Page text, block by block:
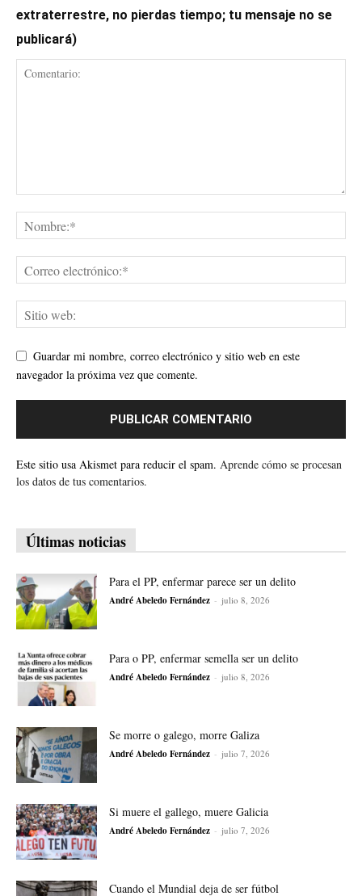
extraterrestre, no pierdas tiempo; tu mensaje no se
publicará)
Guardar mi nombre, correo electrónico y sitio web en este
navegador la próxima vez que comente.
Este sitio usa Akismet para reducir el spam. Aprende cómo se procesan
los datos de tus comentarios.
Últimas noticias
Para el PP, enfermar parece ser un delito
André Abeledo Fernández - julio 8, 2026
Para o PP, enfermar semella ser un delito
André Abeledo Fernández - julio 8, 2026
Se morre o galego, morre Galiza
André Abeledo Fernández - julio 7, 2026
Si muere el gallego, muere Galicia
André Abeledo Fernández - julio 7, 2026
Cuando el Mundial deja de ser fútbol